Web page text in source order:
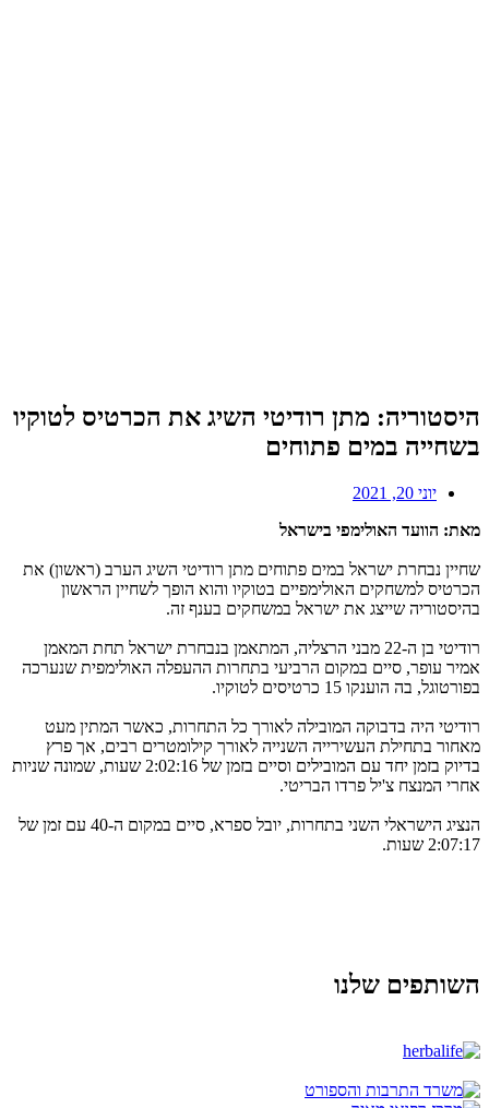
היסטוריה: מתן רודיטי השיג את הכרטיס לטוקיו
בשחייה במים פתוחים
יוני 20, 2021
מאת: הוועד האולימפי בישראל
שחיין נבחרת ישראל במים פתוחים מתן רודיטי השיג הערב (ראשון) את
הכרטיס למשחקים האולימפיים בטוקיו והוא הופך לשחיין הראשון
בהיסטוריה שייצג את ישראל במשחקים בענף זה.
רודיטי בן ה-22 מבני הרצליה, המתאמן בנבחרת ישראל תחת המאמן
אמיר עופר, סיים במקום הרביעי בתחרות ההעפלה האולימפית שנערכה
בפורטוגל, בה הוענקו 15 כרטיסים לטוקיו.
רודיטי היה בדבוקה המובילה לאורך כל התחרות, כאשר המתין מעט
מאחור בתחילת העשירייה השנייה לאורך קילומטרים רבים, אך פרץ
בדיוק בזמן יחד עם המובילים וסיים בזמן של 2:02:16 שעות, שמונה שניות
אחרי המנצח צ'יל פרדו הבריטי.
הנציג הישראלי השני בתחרות, יובל ספרא, סיים במקום ה-40 עם זמן של
2:07:17 שעות.
השותפים שלנו